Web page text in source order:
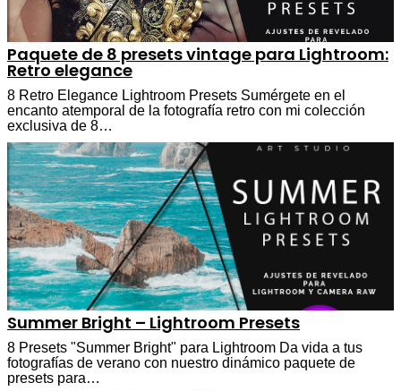
Paquete de 8 presets vintage para Lightroom:
Retro elegance
8 Retro Elegance Lightroom Presets Sumérgete en el
encanto atemporal de la fotografía retro con mi colección
exclusiva de 8…
Summer Bright – Lightroom Presets
8 Presets "Summer Bright" para Lightroom Da vida a tus
fotografías de verano con nuestro dinámico paquete de
presets para…